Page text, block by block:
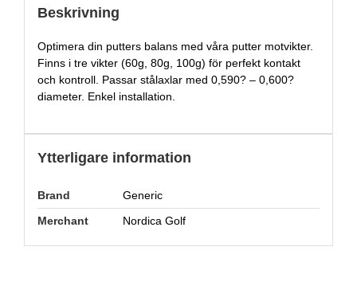
Beskrivning
Optimera din putters balans med våra putter motvikter.
Finns i tre vikter (60g, 80g, 100g) för perfekt kontakt
och kontroll. Passar stålaxlar med 0,590? – 0,600?
diameter. Enkel installation.
Ytterligare information
Brand
Generic
Merchant
Nordica Golf